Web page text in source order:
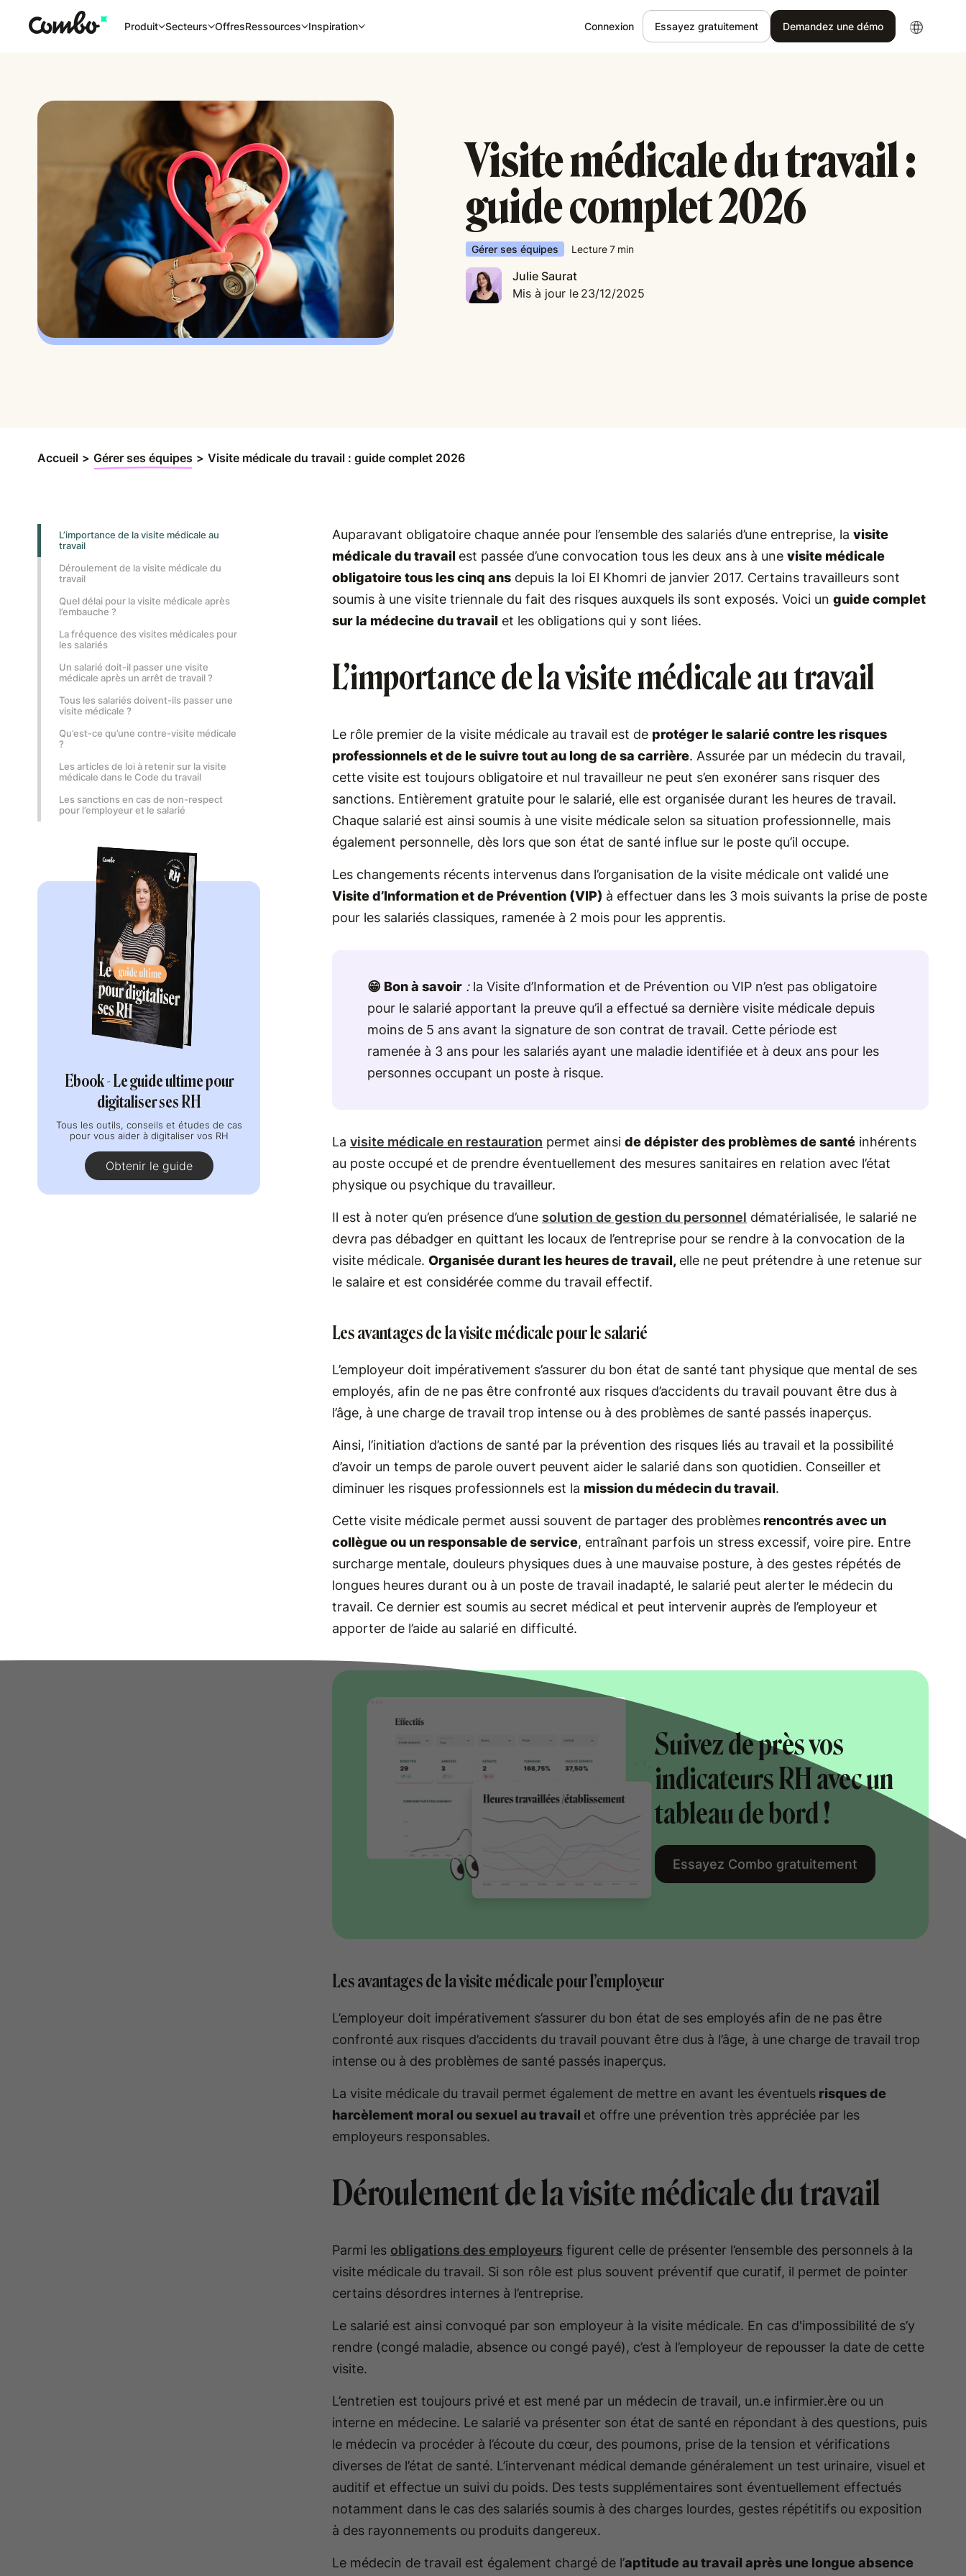
Produit Secteurs OffresRessources Inspiration Connexion Essayez gratuitement Demandez une démo
Visite médicale du travail :
guide complet 2026
Gérer ses équipes Lecture7 min
Julie Saurat
Mis à jour le 23/12/2025
Accueil > Gérer ses équipes > Visite médicale du travail : guide complet 2026
L’importance de la visite médicale au
travail
Déroulement de la visite médicale du
travail
Quel délai pour la visite médicale après
l’embauche ?
La fréquence des visites médicales pour
les salariés
Un salarié doit-il passer une visite
médicale après un arrêt de travail ?
Tous les salariés doivent-ils passer une
visite médicale ?
Qu’est-ce qu’une contre-visite médicale
?
Les articles de loi à retenir sur la visite
médicale dans le Code du travail
Les sanctions en cas de non-respect
pour l’employeur et le salarié
Ebook - Le guide ultime pour
digitaliser ses RH
Tous les outils, conseils et études de cas
pour vous aider à digitaliser vos RH
Obtenir le guide
Auparavant obligatoire chaque année pour l’ensemble des salariés d’une entreprise, la visite
médicale du travail est passée d’une convocation tous les deux ans à une visite médicale
obligatoire tous les cinq ans depuis la loi El Khomri de janvier 2017. Certains travailleurs sont
soumis à une visite triennale du fait des risques auxquels ils sont exposés. Voici un guide complet
sur la médecine du travail et les obligations qui y sont liées.
L’importance de la visite médicale au travail
Le rôle premier de la visite médicale au travail est de protéger le salarié contre les risques
professionnels et de le suivre tout au long de sa carrière. Assurée par un médecin du travail,
cette visite est toujours obligatoire et nul travailleur ne peut s’en exonérer sans risquer des
sanctions. Entièrement gratuite pour le salarié, elle est organisée durant les heures de travail.
Chaque salarié est ainsi soumis à une visite médicale selon sa situation professionnelle, mais
également personnelle, dès lors que son état de santé influe sur le poste qu’il occupe.
Les changements récents intervenus dans l’organisation de la visite médicale ont validé une
Visite d’Information et de Prévention (VIP) à effectuer dans les 3 mois suivants la prise de poste
pour les salariés classiques, ramenée à 2 mois pour les apprentis.
😁 Bon à savoir : la Visite d’Information et de Prévention ou VIP n’est pas obligatoire
pour le salarié apportant la preuve qu’il a effectué sa dernière visite médicale depuis
moins de 5 ans avant la signature de son contrat de travail. Cette période est
ramenée à 3 ans pour les salariés ayant une maladie identifiée et à deux ans pour les
personnes occupant un poste à risque.
La visite médicale en restauration permet ainsi de dépister des problèmes de santé inhérents
au poste occupé et de prendre éventuellement des mesures sanitaires en relation avec l’état
physique ou psychique du travailleur.
Il est à noter qu’en présence d’une solution de gestion du personnel dématérialisée, le salarié ne
devra pas débadger en quittant les locaux de l’entreprise pour se rendre à la convocation de la
visite médicale. Organisée durant les heures de travail, elle ne peut prétendre à une retenue sur
le salaire et est considérée comme du travail effectif.
Les avantages de la visite médicale pour le salarié
L’employeur doit impérativement s’assurer du bon état de santé tant physique que mental de ses
employés, afin de ne pas être confronté aux risques d’accidents du travail pouvant être dus à
l’âge, à une charge de travail trop intense ou à des problèmes de santé passés inaperçus.
Ainsi, l’initiation d’actions de santé par la prévention des risques liés au travail et la possibilité
d’avoir un temps de parole ouvert peuvent aider le salarié dans son quotidien. Conseiller et
diminuer les risques professionnels est la mission du médecin du travail.
Cette visite médicale permet aussi souvent de partager des problèmes rencontrés avec un
collègue ou un responsable de service, entraînant parfois un stress excessif, voire pire. Entre
surcharge mentale, douleurs physiques dues à une mauvaise posture, à des gestes répétés de
longues heures durant ou à un poste de travail inadapté, le salarié peut alerter le médecin du
travail. Ce dernier est soumis au secret médical et peut intervenir auprès de l’employeur et
apporter de l’aide au salarié en difficulté.
Suivez de près vos
indicateurs RH avec un
tableau de bord !
Essayez Combo gratuitement
Les avantages de la visite médicale pour l’employeur
L’employeur doit impérativement s’assurer du bon état de ses employés afin de ne pas être
confronté aux risques d’accidents du travail pouvant être dus à l’âge, à une charge de travail trop
intense ou à des problèmes de santé passés inaperçus.
La visite médicale du travail permet également de mettre en avant les éventuels risques de
harcèlement moral ou sexuel au travail et offre une prévention très appréciée par les
employeurs responsables.
Déroulement de la visite médicale du travail
Parmi les obligations des employeurs figurent celle de présenter l’ensemble des personnels à la
visite médicale du travail. Si son rôle est plus souvent préventif que curatif, il permet de pointer
certains désordres internes à l’entreprise.
Le salarié est ainsi convoqué par son employeur à la visite médicale. En cas d'impossibilité de s’y
rendre (congé maladie, absence ou congé payé), c’est à l’employeur de repousser la date de cette
visite.
L’entretien est toujours privé et est mené par un médecin de travail, un.e infirmier.ère ou un
interne en médecine. Le salarié va présenter son état de santé en répondant à des questions, puis
le médecin va procéder à l’écoute du cœur, des poumons, prise de la tension et vérifications
diverses de l’état de santé. L’intervenant médical demande généralement un test urinaire, visuel et
auditif et effectue un suivi du poids. Des tests supplémentaires sont éventuellement effectués
notamment dans le cas des salariés soumis à des charges lourdes, gestes répétitifs ou exposition
à des rayonnements ou produits dangereux.
Le médecin de travail est également chargé de l’aptitude au travail après une longue absence